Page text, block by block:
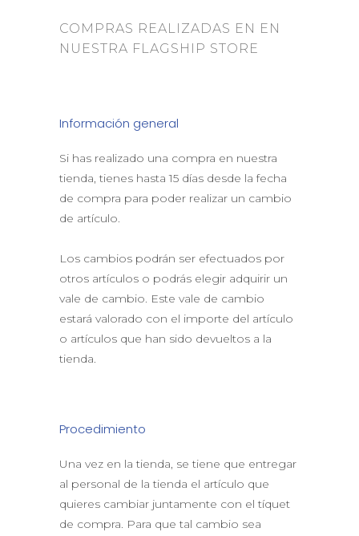
COMPRAS REALIZADAS EN EN
NUESTRA FLAGSHIP STORE
Información general
Si has realizado una compra en nuestra
tienda, tienes hasta 15 días desde la fecha
de compra para poder realizar un cambio
de artículo.
Los cambios podrán ser efectuados por
otros artículos o podrás elegir adquirir un
vale de cambio. Este vale de cambio
estará valorado con el importe del artículo
o artículos que han sido devueltos a la
tienda.
Procedimiento
Una vez en la tienda, se tiene que entregar
al personal de la tienda el artículo que
quieres cambiar juntamente con el tíquet
de compra. Para que tal cambio sea